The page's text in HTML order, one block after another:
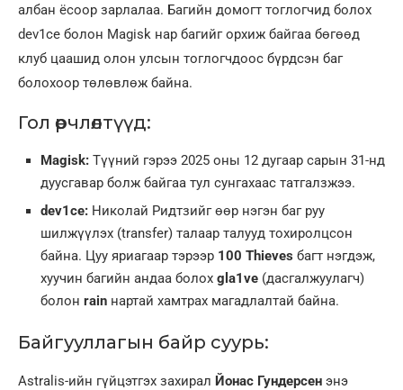
албан ёсоор зарлалаа. Багийн домогт тоглогчид болох
dev1ce болон Magisk нар багийг орхиж байгаа бөгөөд
клуб цаашид олон улсын тоглогчдоос бүрдсэн баг
болохоор төлөвлөж байна.
Гол өөрчлөлтүүд:
Magisk: Түүний гэрээ 2025 оны 12 дугаар сарын 31-нд
дуусгавар болж байгаа тул сунгахаас татгалзжээ.
dev1ce: Николай Ридтзийг өөр нэгэн баг руу
шилжүүлэх (transfer) талаар талууд тохиролцсон
байна. Цуу яриагаар тэрээр 100 Thieves багт нэгдэж,
хуучин багийн андаа болох gla1ve (дасгалжуулагч)
болон rain нартай хамтрах магадлалтай байна.
Байгууллагын байр суурь:
Astralis-ийн гүйцэтгэх захирал Йонас Гундерсен энэ